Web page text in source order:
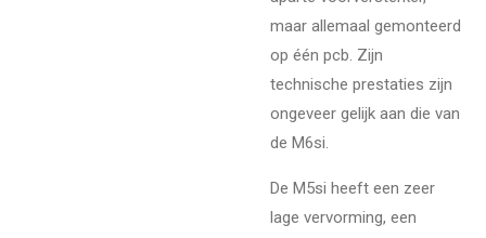
maar allemaal gemonteerd
op één pcb. Zijn
technische prestaties zijn
ongeveer gelijk aan die van
de M6si.
De M5si heeft een zeer
lage vervorming, een